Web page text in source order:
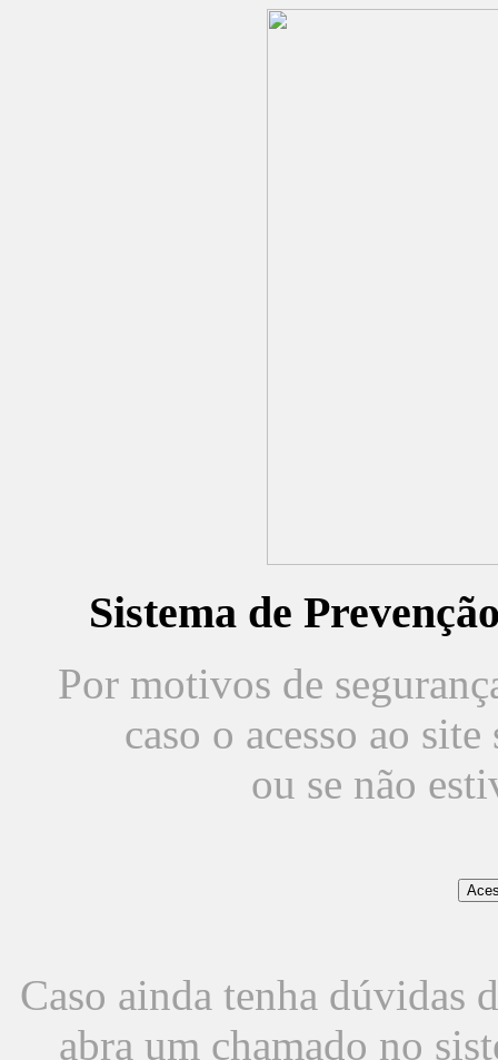
Sistema de
Por motivos de
caso o acesso ao
ou se não
Caso ainda tenha dúvidas
abra um chamado no